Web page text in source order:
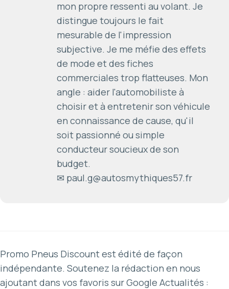
mon propre ressenti au volant. Je
distingue toujours le fait
mesurable de l'impression
subjective. Je me méfie des effets
de mode et des fiches
commerciales trop flatteuses. Mon
angle : aider l'automobiliste à
choisir et à entretenir son véhicule
en connaissance de cause, qu'il
soit passionné ou simple
conducteur soucieux de son
budget.
✉ paul.g@autosmythiques57.fr
Promo Pneus Discount est édité de façon
indépendante. Soutenez la rédaction en nous
ajoutant dans vos favoris sur Google Actualités :